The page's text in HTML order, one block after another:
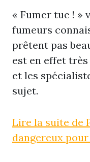
« Fumer tue ! »
fumeurs
prêtent pas
est en effet
et les
sujet.
Lire la suite de
dangereux